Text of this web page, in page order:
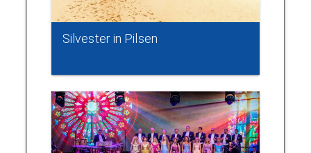
Silvester in Pilsen